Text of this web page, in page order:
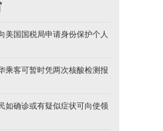
美国国税局申请身份保护个人
乘客可暂时凭两次核酸检测报
如确诊或有疑似症状可向使领